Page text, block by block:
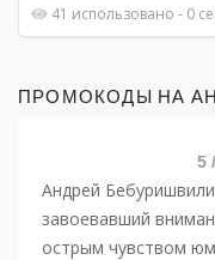
41 использовано - 0
ПРОМОКОДЫ НА
5
Андрей
завоевавший
острым чувством